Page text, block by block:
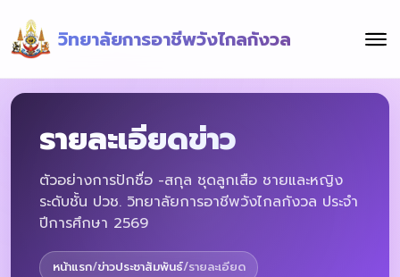
วิทยาลัยการอาชีพวังไกลกังวล
รายละเอียดข่าว
ตัวอย่างการปักชื่อ -สกุล ชุดลูกเสือ ชายและหญิง
ระดับชั้น ปวช. วิทยาลัยการอาชีพวังไกลกังวล ประจำ
ปีการศึกษา 2569
หน้าแรก/ข่าวประชาสัมพันธ์/รายละเอียด